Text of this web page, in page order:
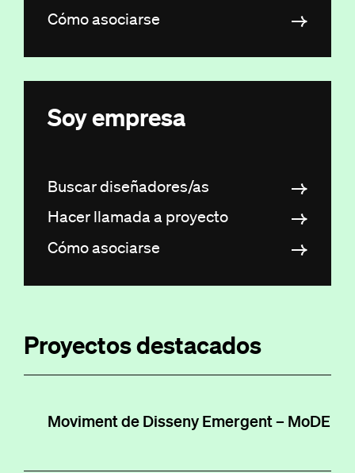
Cómo asociarse
Soy empresa
Buscar diseñadores/as
Hacer llamada a proyecto
Cómo asociarse
Proyectos destacados
Moviment de Disseny Emergent – MoDE